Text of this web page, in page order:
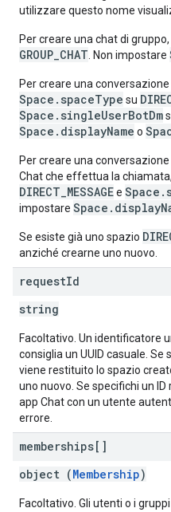
utilizzare questo nome
Per creare una chat di
GROUP_CHAT . Non impostare
Per creare una
Space.spaceType su
Space.singleUserBotDm
Space.displayName o
Per creare una
Chat che effettua la
DIRECT_MESSAGEe
impostare
Se esiste già uno spazio
anziché crearne uno nuovo.
requestId
string
Facoltativo. Un identificatore
consiglia un UUID casuale.
viene restituito lo spazio
uno nuovo. Se specifichi un
app Chat con un utente
errore.
memberships[]
object (Membership)
Facoltativo. Gli utenti o i